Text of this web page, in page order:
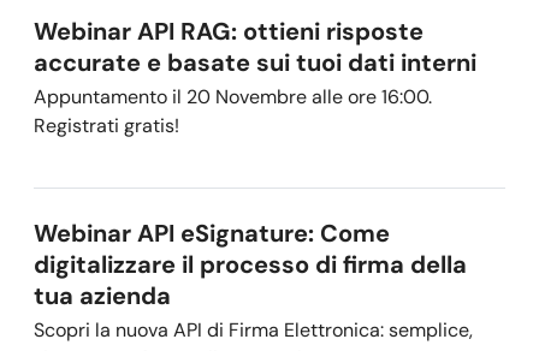
Webinar API RAG: ottieni risposte
accurate e basate sui tuoi dati interni
Appuntamento il 20 Novembre alle ore 16:00.
Registrati gratis!
Webinar API eSignature: Come
digitalizzare il processo di firma della
tua azienda
Scopri la nuova API di Firma Elettronica: semplice,